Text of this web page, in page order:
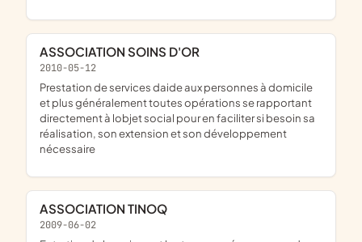
ASSOCIATION SOINS D'OR
2010-05-12
prestation de services daide aux personnes à domicile
et plus généralement toutes opérations se rapportant
directement à lobjet social pour en faciliter si besoin sa
réalisation, son extension et son développement
nécessaire
ASSOCIATION TINOQ
2009-06-02